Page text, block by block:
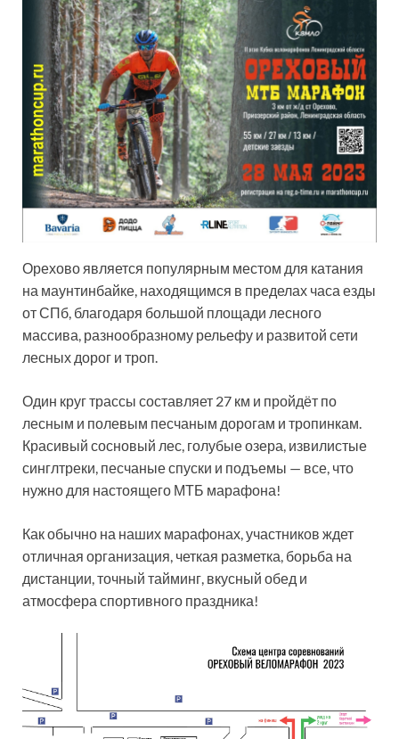
Орехово является популярным местом для катания
на маунтинбайке, находящимся в пределах часа езды
от СПб, благодаря большой площади лесного
массива, разнообразному рельефу и развитой сети
лесных дорог и троп.
Один круг трассы составляет 27 км и пройдёт по
лесным и полевым песчаным дорогам и тропинкам.
Красивый сосновый лес, голубые озера, извилистые
синглтреки, песчаные спуски и подъемы — все, что
нужно для настоящего МТБ марафона!
Как обычно на наших марафонах, участников ждет
отличная организация, четкая разметка, борьба на
дистанции, точный тайминг, вкусный обед и
атмосфера спортивного праздника!